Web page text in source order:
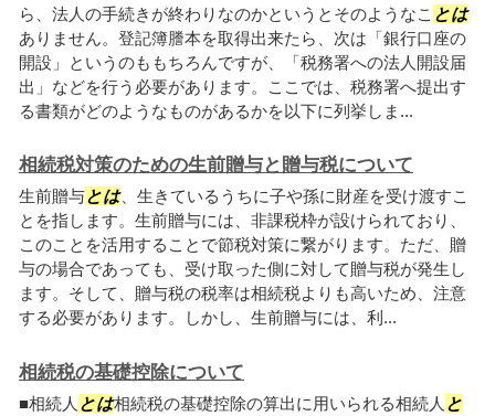
ら、法人の手続きが終わりなのかというとそのようなこ とは
ありません。登記簿謄本を取得出来たら、次は「銀行口座の
開設」というのももちろんですが、「税務署への法人開設届
出」などを行う必要があります。ここでは、税務署へ提出す
る書類がどのようなものがあるかを以下に列挙しま...
相続税対策のための生前贈与と贈与税について
生前贈与とは、生きているうちに子や孫に財産を受け渡すこ
とを指します。生前贈与には、非課税枠が設けられており、
このことを活用することで節税対策に繋がります。ただ、贈
与の場合であっても、受け取った側に対して贈与税が発生し
ます。そして、贈与税の税率は相続税よりも高いため、注意
する必要があります。しかし、生前贈与には、利...
相続税の基礎控除について
■相続人 とは相続税の基礎控除の算出に用いられる相続人 と